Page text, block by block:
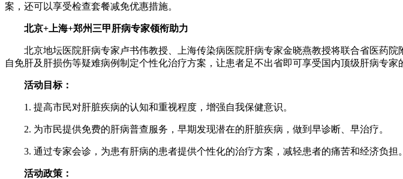
案，还可以享受检查套餐减免优惠措施。
北京+上海+郑州三甲肝病专家领衔助力
北京地坛医院肝病专家卢书伟教授、上海传染病医院肝病专家金晓燕教授将联合省医药院
自免肝及肝损伤等疑难病例制定个性化治疗方案，让患者足不出省即可享受国内顶级肝病专家
活动目标：
1. 提高市民对肝脏疾病的认知和重视程度，增强自我保健意识。
2. 为市民提供免费的肝病普查服务，早期发现潜在的肝脏疾病，做到早诊断、早治疗
3. 通过专家会诊，为患有肝病的患者提供个性化的治疗方案，减轻患者的痛苦和经济负担。
活动政策：